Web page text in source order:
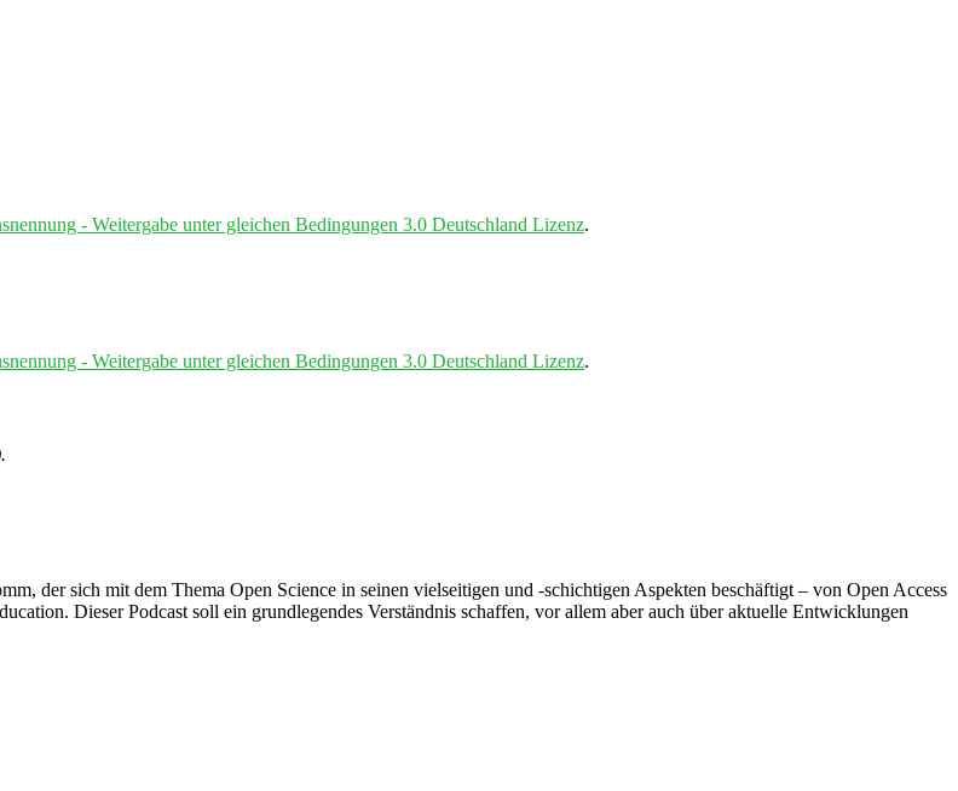
- Weitergabe unter gleichen Bedingungen 3.0 Deutschland Lizenz.
- Weitergabe unter gleichen Bedingungen 3.0 Deutschland Lizenz.
der sich mit dem Thema Open Science in seinen vielseitigen und -schichtigen Aspekten beschäftigt – von Open Access
Dieser Podcast soll ein grundlegendes Verständnis schaffen, vor allem aber auch über aktuelle Entwicklungen